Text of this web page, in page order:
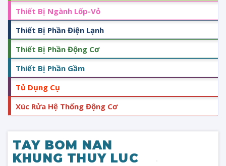
Thiết Bị Ngành Lốp-Vỏ
Thiết Bị Phần Điện Lạnh
Thiết Bị Phần Động Cơ
Thiết Bị Phần Gầm
Tủ Dụng Cụ
Xúc Rửa Hệ Thống Động Cơ
TAY BOM NAN
KHUNG THUY LUC